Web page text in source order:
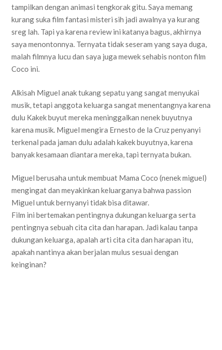
tampilkan dengan animasi tengkorak gitu. Saya memang
kurang suka film fantasi misteri sih jadi awalnya ya kurang
sreg lah. Tapi ya karena review ini katanya bagus, akhirnya
saya menontonnya. Ternyata tidak seseram yang saya duga,
malah filmnya lucu dan saya juga mewek sehabis nonton film
Coco ini.
Alkisah Miguel anak tukang sepatu yang sangat menyukai
musik, tetapi anggota keluarga sangat menentangnya karena
dulu Kakek buyut mereka meninggalkan nenek buyutnya
karena musik. Miguel mengira Ernesto de la Cruz penyanyi
terkenal pada jaman dulu adalah kakek buyutnya, karena
banyak kesamaan diantara mereka, tapi ternyata bukan.
Miguel berusaha untuk membuat Mama Coco (nenek miguel)
mengingat dan meyakinkan keluarganya bahwa passion
Miguel untuk bernyanyi tidak bisa ditawar.
Film ini bertemakan pentingnya dukungan keluarga serta
pentingnya sebuah cita cita dan harapan. Jadi kalau tanpa
dukungan keluarga, apalah arti cita cita dan harapan itu,
apakah nantinya akan berjalan mulus sesuai dengan
keinginan?